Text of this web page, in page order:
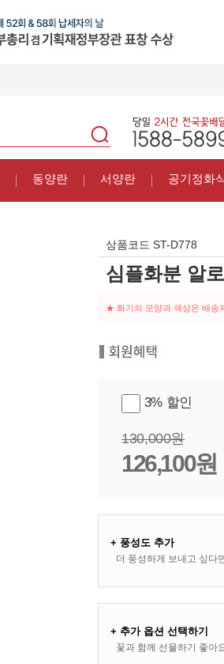
동양란 서양란 공기정화
상품코드 ST-D778
심플화분 알
★ 화기의 모양과 색상은 배송
3% 할인
130,000원
126,100원
+ 풍성도 추가
더 풍성하게 보내고 싶다
+ 추가 옵션 선택하기
꽃과 함께 선물하기 좋아